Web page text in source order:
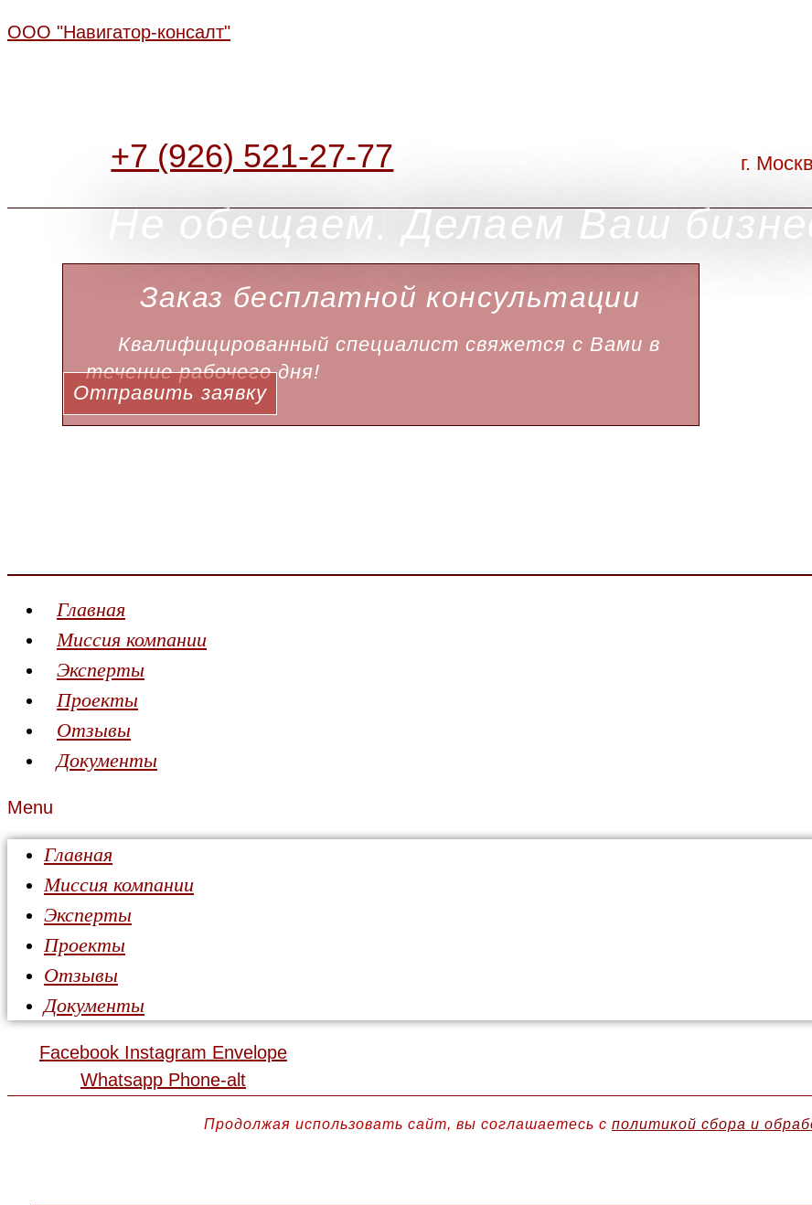
ООО "Навигатор-консалт"
+7 (926) 521-27-77 г.
Не обещаем. Делаем Ваш
Заказ бесплатной консультации
Квалифицированный специалист свяжется с Вами в
течение рабочего дня!
Отправить заявку
Главная
Миссия компании
Эксперты
Проекты
Отзывы
Документы
Menu
Главная
Миссия компании
Эксперты
Проекты
Отзывы
Документы
Facebook Instagram Envelope
Whatsapp Phone-alt
Продолжая использовать сайт, вы соглашаетесь с политикой сбора и